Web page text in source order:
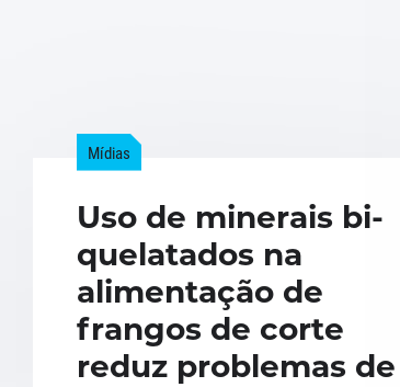
Mídias
Uso de minerais bi-
quelatados na
alimentação de
frangos de corte
reduz problemas de